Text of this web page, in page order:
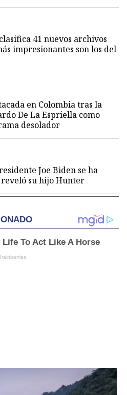
41 nuevos archivos
impresionantes son los del
en Colombia tras la
De La Espriella como
desolador
Joe Biden se ha
su hijo Hunter